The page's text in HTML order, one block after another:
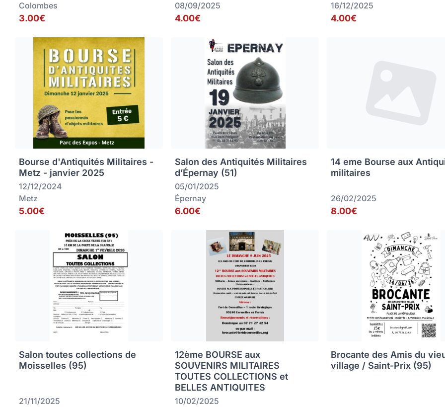
Colombes
3.00€
08/09/2025
4.00€
16/12/2025
4.00€
Bourse d'Antiquités Militaires -
Metz - janvier 2025
12/12/2024
Metz
5.00€
Salon des Antiquités Militaires
d’Épernay (51)
05/01/2025
Épernay
6.00€
14 eme Bourse aux
militaires
26/02/2025
8.00€
Salon toutes collections de
Moisselles (95)
21/11/2025
12ème BOURSE aux
SOUVENIRS MILITAIRES
TOUTES COLLECTIONS et
BELLES ANTIQUITES
10/02/2025
Brocante des Amis du
village / Saint-Prix (95)